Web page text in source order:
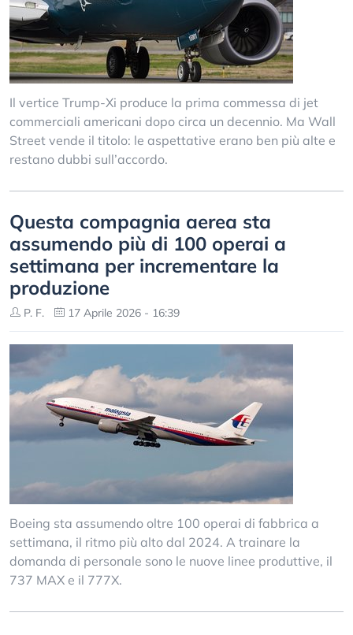
Il vertice Trump-Xi produce la prima commessa di jet
commerciali americani dopo circa un decennio. Ma Wall
Street vende il titolo: le aspettative erano ben più alte e
restano dubbi sull’accordo.
Questa compagnia aerea sta
assumendo più di 100 operai a
settimana per incrementare la
produzione
P. F. 17 Aprile 2026 - 16:39
Boeing sta assumendo oltre 100 operai di fabbrica a
settimana, il ritmo più alto dal 2024. A trainare la
domanda di personale sono le nuove linee produttive, il
737 MAX e il 777X.